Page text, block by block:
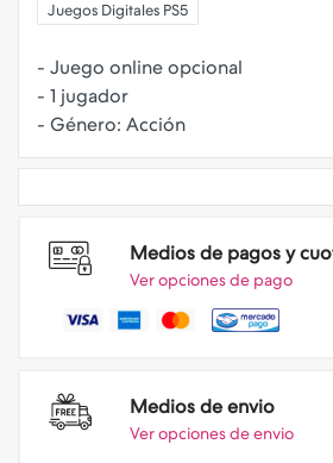
Juegos Digitales PS5
- Juego online opcional
- 1 jugador
Medios de pagos y
Ver opciones de pago
Medios de envio
Ver opciones de envio